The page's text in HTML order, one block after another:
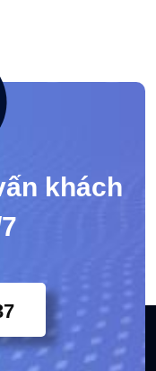
khách